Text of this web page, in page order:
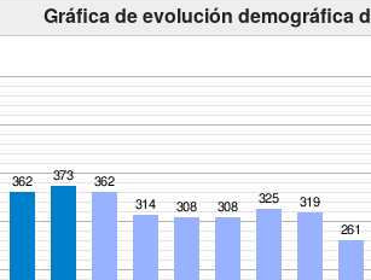
Gráfica de evolución demográfica